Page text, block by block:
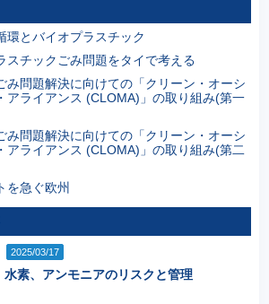
環とバイオプラスチック
スチックごみ問題をタイで考える
み問題解決に向けての「クリーン・オーシ
アライアンス (CLOMA)」の取り組み(第一
み問題解決に向けての「クリーン・オーシ
アライアンス (CLOMA)」の取り組み(第二
を急ぐ欧州
2025/03/17
水素、アンモニアのリスクと管理